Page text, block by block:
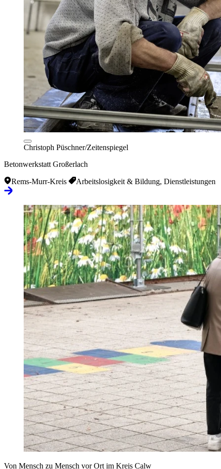
Christoph Püschner/Zeitenspiegel
Betonwerkstatt Großerlach
Rems-Murr-Kreis Arbeitslosigkeit & Bildung, Dienstleistungen
Von Mensch zu Mensch vor Ort im Kreis Calw